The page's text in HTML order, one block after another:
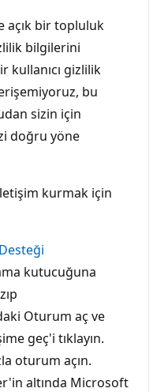
açık bir topluluk
bilgilerini
kullanıcı gizlilik
bu
sizin için
doğru yöne
kurmak için
kutucuğuna
Oturum aç ve
geç'i tıklayın.
oturum açın.
altında Microsoft